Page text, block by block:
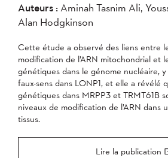
Auteurs :Aminah Tasnim Ali,
Alan Hodgkinson
Cette étude a observé des liens entre
modification de l’ARN mitochondrial et
génétiques dans le génome nucléaire,
faux-sens dans LONP1, et elle a révélé
génétiques dans MRPP3 et TRMT61B
niveaux de modification de l’ARN dans
tissus.
Lire la publication